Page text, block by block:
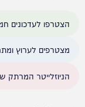
הצטרפו לעדכונים
מצטרפים לערוץ
הניוזלייטר